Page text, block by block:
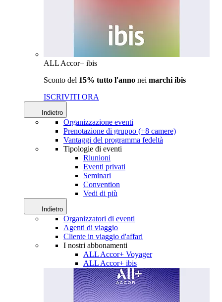
ALL Accor+ ibis
Sconto del 15% tutto l'anno nei marchi ibis
ISCRIVITI ORA
Indietro
Organizzazione eventi
Prenotazione di gruppo (+8 camere)
Vantaggi del programma fedeltà
Tipologie di eventi
Riunioni
Eventi privati
Seminari
Convention
Vedi di più
Indietro
Organizzatori di eventi
Agenti di viaggio
Cliente in viaggio d'affari
I nostri abbonamenti
ALL Accor+ Voyager
ALL Accor+ ibis